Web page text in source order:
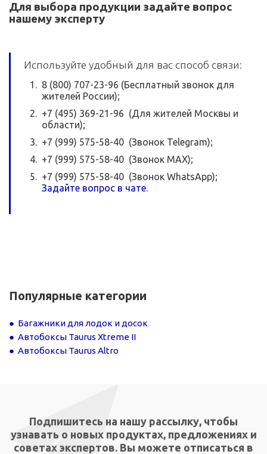
Для выбора продукции задайте вопрос
нашему эксперту
Используйте удобный для вас способ связи:
8 (800) 707-23-96 (Бесплатный звонок для
жителей России);
+7 (495) 369-21-96 (Для жителей Москвы и
области);
+7 (999) 575-58-40 (Звонок Telegram);
+7 (999) 575-58-40 (Звонок MAX);
+7 (999) 575-58-40 (Звонок WhatsApp);
Задайте вопрос в чате.
Популярные категории
Багажники для лодок и досок
Автобоксы Taurus Xtreme II
Автобоксы Taurus Altro
Подпишитесь на нашу рассылку, чтобы
узнавать о новых продуктах, предложениях и
советах экспертов. Вы можете отписаться в